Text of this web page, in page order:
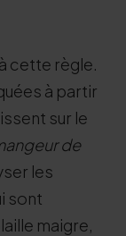
cette règle.
à partir
sur le
de
les
sont
maigre,